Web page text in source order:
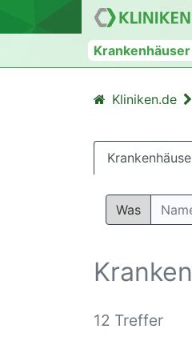
Krankenhäuser
Kliniken.de
Was
12 Treffer